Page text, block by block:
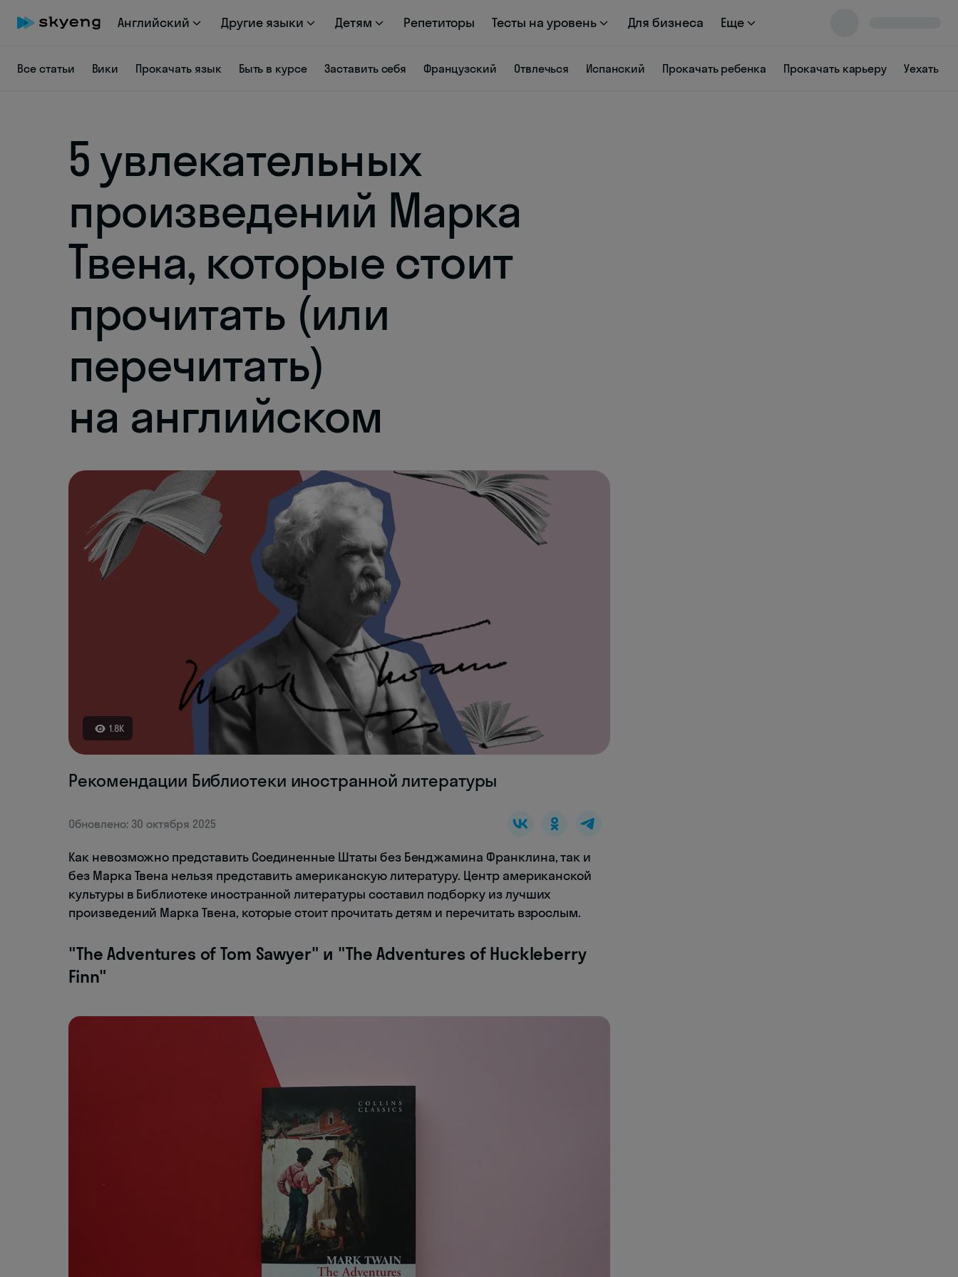
Английский Другие языки Детям Репетиторы Тесты на уровень Для бизнеса Еще
Все статьи Вики Прокачать язык Быть в курсе Заставить себя Французский Отвлечься Испанский Прокачать ребенка Прокачать карьеру Уехать
5 увлекательных
произведений Марка
Твена, которые стоит
прочитать (или
перечитать)
на английском
1.8K
Рекомендации Библиотеки иностранной литературы
Обновлено: 30 октября 2025
Как невозможно представить Соединенные Штаты без Бенджамина Франклина, так и
без Марка Твена нельзя представить американскую литературу. Центр американской
культуры в Библиотеке иностранной литературы составил подборку из лучших
произведений Марка Твена, которые стоит прочитать детям и перечитать взрослым.
"The Adventures of Tom Sawyer" и "The Аdventures of Huckleberry
Finn"